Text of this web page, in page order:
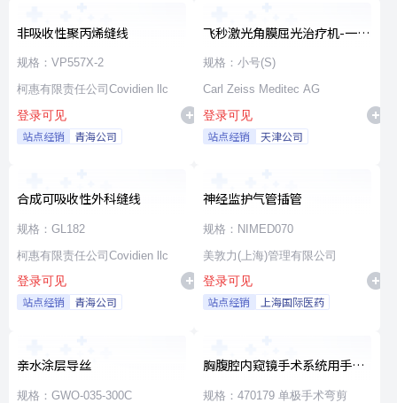
非吸收性聚丙烯缝线
规格：VP557X-2
柯惠有限责任公司Covidien llc
登录可见
站点经销 青海公司
飞秒激光角膜屈光治疗机-一次
性使用无菌治疗包
规格：小号(S)
Carl Zeiss Meditec AG
登录可见
站点经销 天津公司
合成可吸收性外科缝线
规格：GL182
柯惠有限责任公司Covidien llc
登录可见
站点经销 青海公司
神经监护气管插管
规格：NIMED070
美敦力(上海)管理有限公司
登录可见
站点经销 上海国际医药
亲水涂层导丝
规格：GWO-035-300C
胸腹腔内窥镜手术系统用手术
器械
规格：470179 单极手术弯剪